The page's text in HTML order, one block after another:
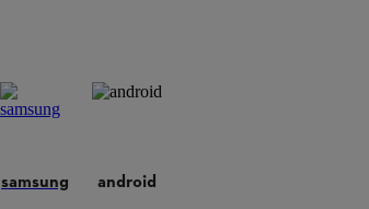
samsung android